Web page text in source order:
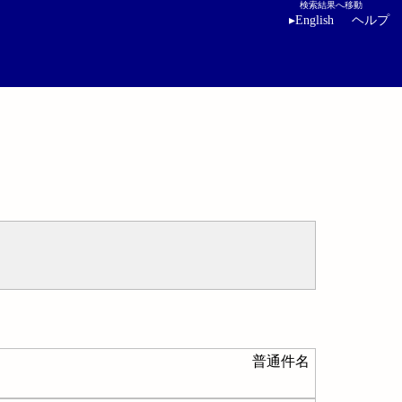
検索結果へ移動
▸English ヘルプ
普通件名